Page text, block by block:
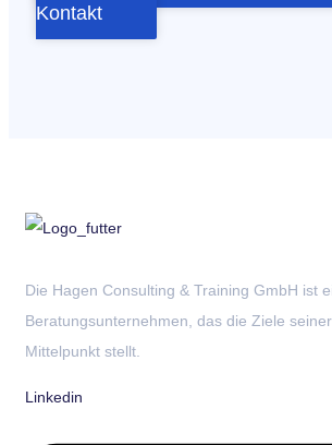
Kontakt
Die Hagen Consulting & Training GmbH ist
Beratungsunternehmen, das die Ziele
Mittelpunkt stellt.
Linkedin